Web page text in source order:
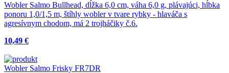
Wobler Salmo Bullhead, dĺžka 6,0 cm, váha 6,0 g, plávajúci, hĺbka
ponoru 1,0/1,5 m, štíhly wobler v tvare rybky - hlaváča s
agresívnym chodom, má 2 trojháčiky č.6.
10,49 €
Wobler Salmo Frisky FR7DR